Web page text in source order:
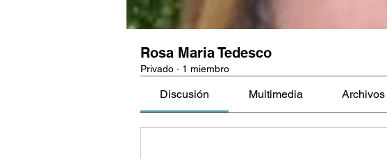
Rosa Maria Tedesco
Privado · 1 miembro
Discusión Multimedia Archivos